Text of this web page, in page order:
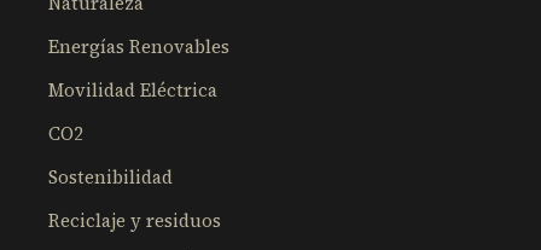
Energías Renovables
Movilidad Eléctrica
CO2
Sostenibilidad
Reciclaje y residuos